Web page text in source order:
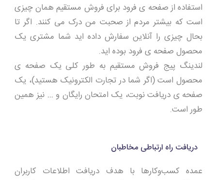
استفاده از صفحه ی فرود برای فروش مستقیم همان چیزی
است که بیشتر مردم از صحبت من درک می کنند. اگر تا
بحال چیزی را آنلاین سفارش داده اید شما مشتری یک
محصول صفحه ی فرود بوده اید.
لندینگ پیج فروش مستقیم به طور کلی یک صفحه ی
محصول است (اگر شما در تجارت الکترونیک هستید)، یک
صفحه ی دریافت نوبت، یک امتحان رایگان و … نیز همین
طور است.
دریافت راه‌ ارتباطی مخاطبان
عمده کسب‌وکارها با هدف دریافت اطلاعات کاربران